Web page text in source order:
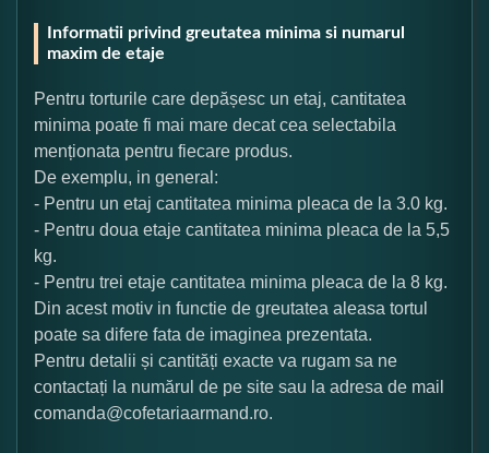
Informatii privind greutatea minima si numarul
maxim de etaje
Pentru torturile care depășesc un etaj, cantitatea
minima poate fi mai mare decat cea selectabila
menționata pentru fiecare produs.
De exemplu, in general:
- Pentru un etaj cantitatea minima pleaca de la 3.0 kg.
- Pentru doua etaje cantitatea minima pleaca de la 5,5
kg.
- Pentru trei etaje cantitatea minima pleaca de la 8 kg.
Din acest motiv in functie de greutatea aleasa tortul
poate sa difere fata de imaginea prezentata.
Pentru detalii și cantități exacte va rugam sa ne
contactați la numărul de pe site sau la adresa de mail
comanda@cofetariaarmand.ro.